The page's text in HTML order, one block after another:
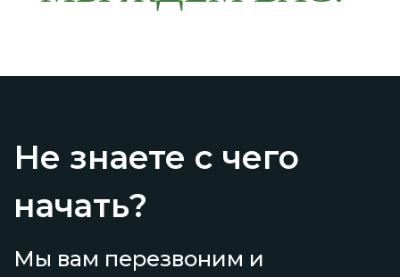
Не знаете с чего
начать?
Мы вам перезвоним и